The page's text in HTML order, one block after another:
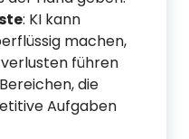
: KI kann
machen,
führen
die
Aufgaben